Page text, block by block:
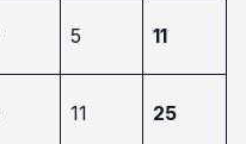
5 11
11 25